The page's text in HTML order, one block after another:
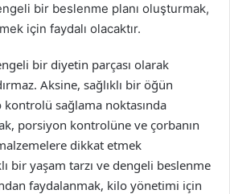
bir beslenme planı oluşturmak,
için faydalı olacaktır.
bir diyetin parçası olarak
Aksine, sağlıklı bir öğün
sağlama noktasında
porsiyon kontrolüne ve çorbanın
dikkat etmek
bir yaşam tarzı ve dengeli beslenme
faydalanmak, kilo yönetimi için